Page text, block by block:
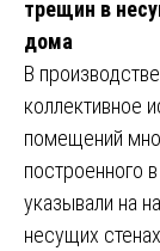
трещин в
дома
В
коллективное
помещений
построенного
указывали на
несущих